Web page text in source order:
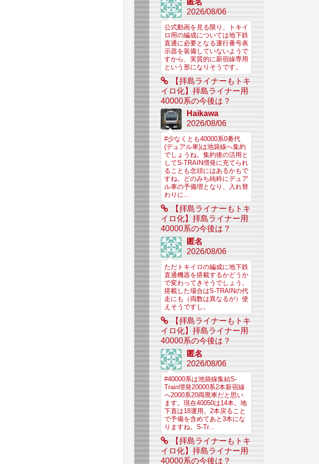
2026/08/06
公式動画を見る限り、トキイ
ロ用の編成については地下鉄
直通に必要となる運行番号表
示器を装備していないようで
すから、実質的に新宿線専用
という形になりそうです。
【拝島ライナーもトキ
イロ化】拝島ライナー用
40000系の今後は？
Haikawa
2026/08/06
#少なくとも40000系0番代
(デュアル車)は池袋線へ集約
でしょうね。集約後の活用と
してS-TRAIN増発に充てられ
ることも念頭にはあるかもで
すね。どのみち純粋にデュア
ル車の予備増となり、入れ替
わりに...
【拝島ライナーもトキ
イロ化】拝島ライナー用
40000系の今後は？
匿名
2026/08/06
ただトキイロの編成に地下鉄
直通機器を搭載するかどうか
で変わってきそうでしょう。
搭載した場合はS-TRAINの代
走にも（両数は異なるが）使
えそうですし。
【拝島ライナーもトキ
イロ化】拝島ライナー用
40000系の今後は？
匿名
2026/08/06
#40000系は池袋線集結S-
Train増発20000系2本新宿線
へ2000系20両廃車だと思い
ます。現在40050は14本。地
下直は18運用。2本戻ること
で予備を含めてあと3本にな
りますね。S-Tr...
【拝島ライナーもトキ
イロ化】拝島ライナー用
40000系の今後は？